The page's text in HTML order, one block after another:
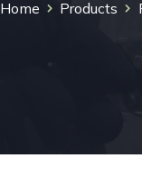
Home Products